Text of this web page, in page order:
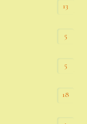
13
5
5
18